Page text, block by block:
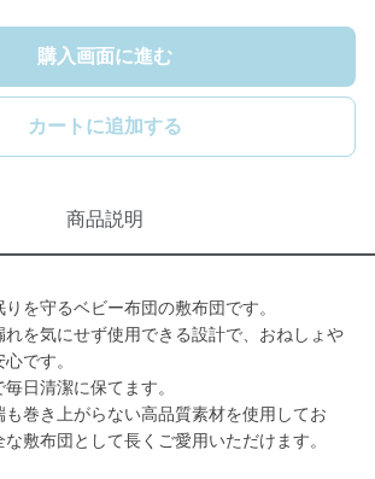
購入画面に進む
カートに追加する
商品説明
を守るベビー布団の敷布団です。
れを気にせず使用できる設計で、おねしょや
です。
日清潔に保てます。
巻き上がらない高品質素材を使用してお
敷布団として長くご愛用いただけます。